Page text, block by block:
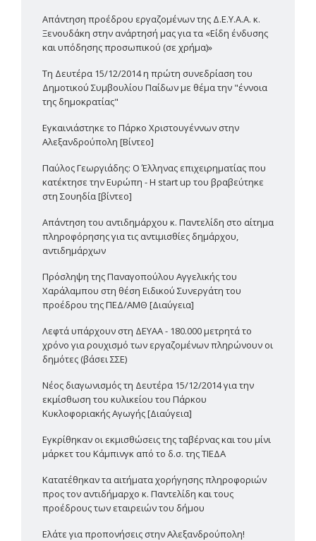
Απάντηση προέδρου εργαζομένων της Δ.Ε.Υ.Α.Α. κ.
Ξενουδάκη στην ανάρτησή μας για τα «Είδη ένδυσης
και υπόδησης προσωπικού (σε χρήμα)»
Τη Δευτέρα 15/12/2014 η πρώτη συνεδρίαση του
Δημοτικού Συμβουλίου Παίδων με θέμα την "έννοια
της δημοκρατίας"
Εγκαινιάστηκε το Πάρκο Χριστουγέννων στην
Αλεξανδρούπολη [Βίντεο]
Παύλος Γεωργιάδης: Ο Έλληνας επιχειρηματίας που
κατέκτησε την Ευρώπη - Η start up του βραβεύτηκε
στη Σουηδία [βίντεο]
Απάντηση του αντιδημάρχου κ. Παντελίδη στο αίτημα
πληροφόρησης για τις αντιμισθίες δημάρχου,
αντιδημάρχων
Πρόσληψη της Παναγοπούλου Αγγελικής του
Χαράλαμπου στη θέση Ειδικού Συνεργάτη του
προέδρου της ΠΕΔ/ΑΜΘ [Διαύγεια]
Λεφτά υπάρχουν στη ΔΕΥΑΑ - 180.000 μετρητά το
χρόνο για ρουχισμό των εργαζομένων πληρώνουν οι
δημότες (βάσει ΣΣΕ)
Νέος διαγωνισμός τη Δευτέρα 15/12/2014 για την
εκμίσθωση του κυλικείου του Πάρκου
Κυκλοφοριακής Αγωγής [Διαύγεια]
Εγκρίθηκαν οι εκμισθώσεις της ταβέρνας και του μίνι
μάρκετ του Κάμπινγκ από το δ.σ. της ΤΙΕΔΑ
Κατατέθηκαν τα αιτήματα χορήγησης πληροφοριών
προς τον αντιδήμαρχο κ. Παντελίδη και τους
προέδρους των εταιρειών του δήμου
Ελάτε για προπονήσεις στην Αλεξανδρούπολη!